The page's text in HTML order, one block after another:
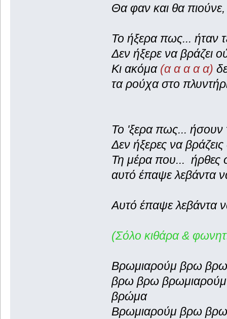
Θα φαν και θα
Το ήξερα πως... ήταν
Δεν ήξερε να βράζει
Κι ακόμα(α α α α α)
τα ρούχα στο
Το 'ξερα πως... ήσουν
Δεν ήξερες να βράζεις
Τη μέρα που... ήρθες
αυτό έπαψε λεβάντα
Αυτό έπαψε λεβάντα
(Σόλο κιθάρα &
Βρωμιαρούμ βρω
βρω βρω
βρώμα
Βρωμιαρούμ βρω